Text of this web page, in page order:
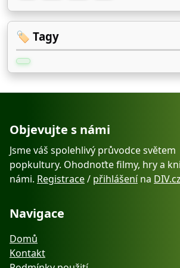
🏷️ Tagy
Objevujte s námi
Jsme váš spolehlivý průvodce světem
popkultury. Ohodnoťte filmy, hry a
námi. Registrace/ přihlášenína DIV.cz
Navigace
Domů
Kontakt